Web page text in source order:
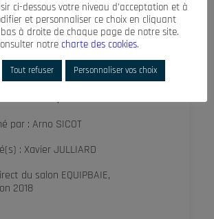
JULLIARD, SYAM
par : Arno SICOT
: Xavier JULLIARD
du salon EQUIPBAIE,
2018
ci-dessous votre niveau d’acceptation et à
et personnaliser ce choix en cliquant
à droite de chaque page de notre site.
notre charte des cookies.
Tout refuser Personnaliser vos choix